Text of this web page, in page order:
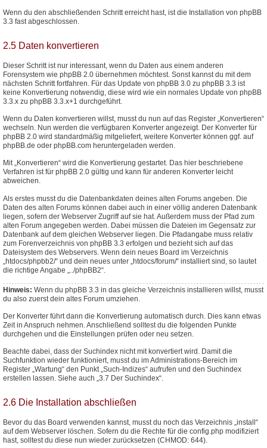
Wenn du den abschließenden Schritt erreicht hast, ist die Installation von phpBB
3.3 fast abgeschlossen.
2.5 Daten konvertieren
Dieser Schritt ist nur interessant, wenn du Daten aus einem anderen
Forensystem wie phpBB 2.0 übernehmen möchtest. Sonst kannst du mit dem
nächsten Schritt fortfahren. Für das Update von phpBB 3.0 zu phpBB 3.3 ist
keine Konvertierung notwendig, diese wird wie ein normales Update von phpBB
3.3.x zu phpBB 3.3.x+1 durchgeführt.
Wenn du Daten konvertieren willst, musst du nun auf das Register „Konvertieren“
wechseln. Nun werden die verfügbaren Konverter angezeigt. Der Konverter für
phpBB 2.0 wird standardmäßig mitgeliefert, weitere Konverter können ggf. auf
phpBB.de oder phpBB.com heruntergeladen werden.
Mit „Konvertieren“ wird die Konvertierung gestartet. Das hier beschriebene
Verfahren ist für phpBB 2.0 gültig und kann für anderen Konverter leicht
abweichen.
Als erstes musst du die Datenbankdaten deines alten Forums angeben. Die
Daten des alten Forums können dabei auch in einer völlig anderen Datenbank
liegen, sofern der Webserver Zugriff auf sie hat. Außerdem muss der Pfad zum
alten Forum angegeben werden. Dabei müssen die Dateien im Gegensatz zur
Datenbank auf dem gleichen Webserver liegen. Die Pfadangabe muss relativ
zum Forenverzeichnis von phpBB 3.3 erfolgen und bezieht sich auf das
Dateisystem des Webservers. Wenn dein neues Board im Verzeichnis
„htdocs/phpbb2/“ und dein neues unter „htdocs/forum/“ installiert sind, so lautet
die richtige Angabe „../phpBB2“.
Hinweis: Wenn du phpBB 3.3 in das gleiche Verzeichnis installieren willst, musst
du also zuerst dein altes Forum umziehen.
Der Konverter führt dann die Konvertierung automatisch durch. Dies kann etwas
Zeit in Anspruch nehmen. Anschließend solltest du die folgenden Punkte
durchgehen und die Einstellungen prüfen oder neu setzen.
Beachte dabei, dass der Suchindex nicht mit konvertiert wird. Damit die
Suchfunktion wieder funktioniert, musst du im Administrations-Bereich im
Register „Wartung“ den Punkt „Such-Indizes“ aufrufen und den Suchindex
erstellen lassen. Siehe auch „3.7 Der Suchindex“.
2.6 Die Installation abschließen
Bevor du das Board verwenden kannst, musst du noch das Verzeichnis „install“
auf dem Webserver löschen. Sofern du die Rechte für die config.php modifiziert
hast, solltest du diese nun wieder zurücksetzen (CHMOD: 644).